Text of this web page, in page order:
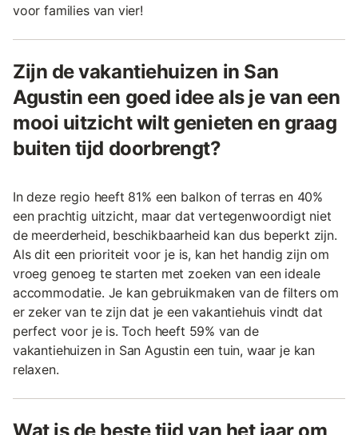
voor families van vier!
Zijn de vakantiehuizen in San
Agustin een goed idee als je van een
mooi uitzicht wilt genieten en graag
buiten tijd doorbrengt?
In deze regio heeft 81% een balkon of terras en 40%
een prachtig uitzicht, maar dat vertegenwoordigt niet
de meerderheid, beschikbaarheid kan dus beperkt zijn.
Als dit een prioriteit voor je is, kan het handig zijn om
vroeg genoeg te starten met zoeken van een ideale
accommodatie. Je kan gebruikmaken van de filters om
er zeker van te zijn dat je een vakantiehuis vindt dat
perfect voor je is. Toch heeft 59% van de
vakantiehuizen in San Agustin een tuin, waar je kan
relaxen.